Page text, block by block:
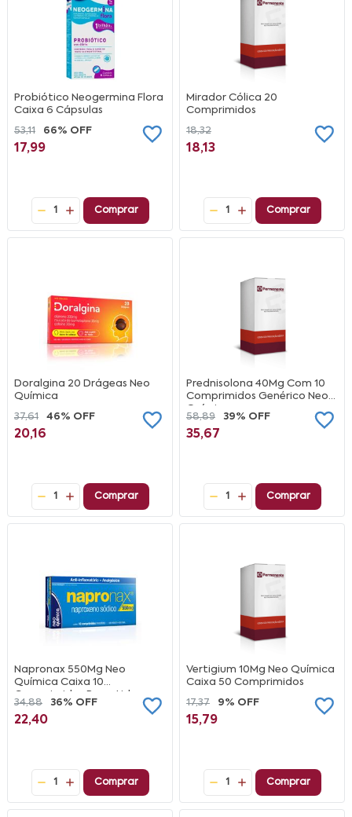
Probiótico Neogermina Flora
Caixa 6 Cápsulas
53,11
66% OFF
17,99
1 Comprar
Mirador Cólica 20
Comprimidos
18,32
18,13
1 Comprar
Doralgina 20 Drágeas Neo
Química
37,61
46% OFF
20,16
1 Comprar
Prednisolona 40Mg Com 10
Comprimidos Genérico Neo
Química
58,89 39% OFF
35,67
1 Comprar
Napronax 550Mg Neo
Química Caixa 10
Comprimidos Revestidos
34,88 36% OFF
22,40
1 Comprar
Vertigium 10Mg Neo Química
Caixa 50 Comprimidos
17,37
9% OFF
15,79
1 Comprar